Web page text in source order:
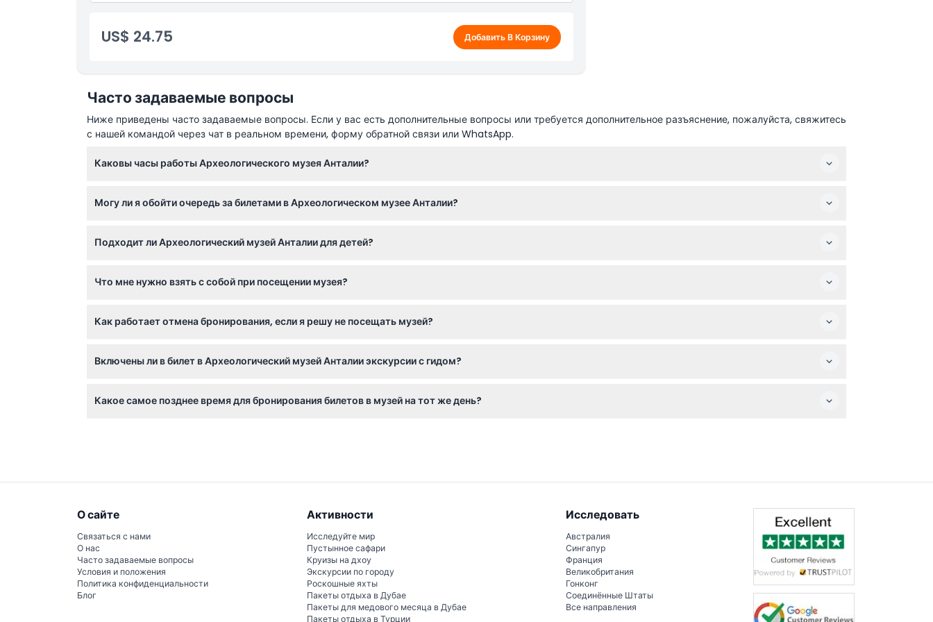
Часы работы
Местоположение
US$ 24.75 Добавить В Корзину
Часто задаваемые вопросы
Ниже приведены часто задаваемые вопросы. Если у вас есть дополнительные вопросы или требуется дополнительное разъяснение, пожалуйста, свяжитесь
с нашей командой через чат в реальном времени, форму обратной связи или WhatsApp.
Каковы часы работы Археологического музея Анталии?
при бронировании).
Могу ли я обойти очередь за билетами в Археологическом музее Анталии?
обойти очередь за билетами.
Подходит ли Археологический музей Анталии для детей?
посещения.
Что мне нужно взять с собой при посещении музея?
экспозициями.
Как работает отмена бронирования, если я решу не посещать музей?
Включены ли в билет в Археологический музей Анталии экскурсии с гидом?
Какое самое позднее время для бронирования билетов в музей на тот же день?
О сайте
Связаться с нами
О нас
Часто задаваемые вопросы
Условия и положения
Политика конфиденциальности
Блог
Активности
Исследуйте мир
Пустынное сафари
Круизы на дхоу
Экскурсии по городу
Роскошные яхты
Пакеты отдыха в Дубае
Пакеты для медового месяца в Дубае
Пакеты отдыха в Турции
Исследовать
Австралия
Сингапур
Франция
Великобритания
Гонконг
Соединённые Штаты
Все направления